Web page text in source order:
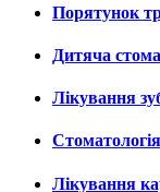
Порятунок
Дитяча
Лікування
Лікування